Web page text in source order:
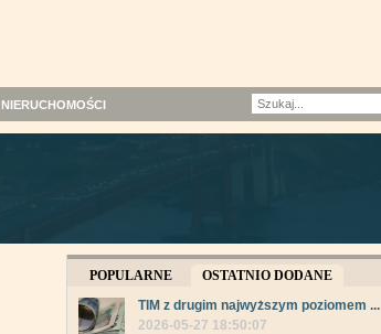
NIERUCHOMOŚCI
POPULARNE
OSTATNIO DODANE
TIM z drugim najwyższym poziomem ...
2026-05-27 18:50:07